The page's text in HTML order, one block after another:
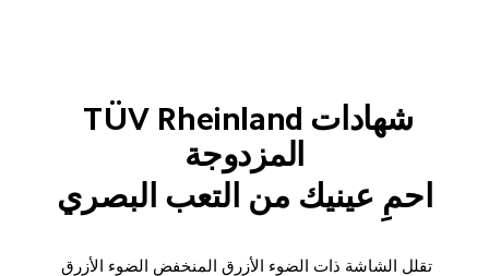
المزدوجة
احمِ عينيك من التعب البصري
تقلل الشاشة ذات الضوء الأزرق المنخفض الضوء الأزرق